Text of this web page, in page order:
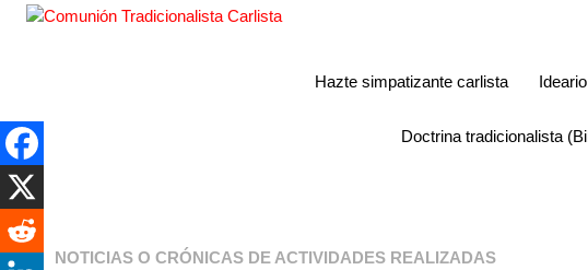
Hazte simpatizante carlista Ideario
Doctrina tradicionalista
NOTICIAS O CRÓNICAS DE ACTIVIDADES REALIZADAS